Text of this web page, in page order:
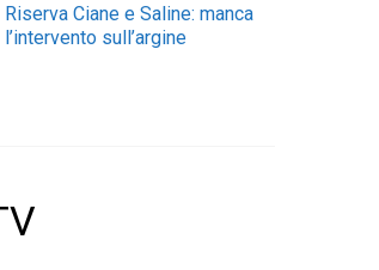
Riserva Ciane e Saline: manca
l’intervento sull’argine